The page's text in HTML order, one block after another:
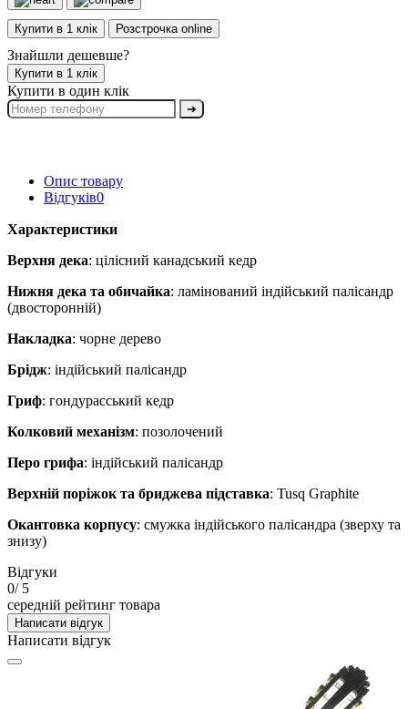
Купити в 1 клік Розстрочка online
Знайшли дешевше?
Купити в 1 клік
Купити в один клік
➔
Опис товару
Відгуків0
Характеристики
Верхня дека: цілісний канадський кедр
Нижня дека та обичайка: ламінований індійський палісандр
(двосторонній)
Накладка: чорне дерево
Брідж: індійський палісандр
Гриф: гондурасський кедр
Колковий механізм: позолочений
Перо грифа: індійський палісандр
Верхній поріжок та бриджева підставка: Tusq Graphite
Окантовка корпусу: смужка індійського палісандра (зверху та
знизу)
Відгуки
0/ 5
середній рейтинг товара
Написати відгук
Написати відгук